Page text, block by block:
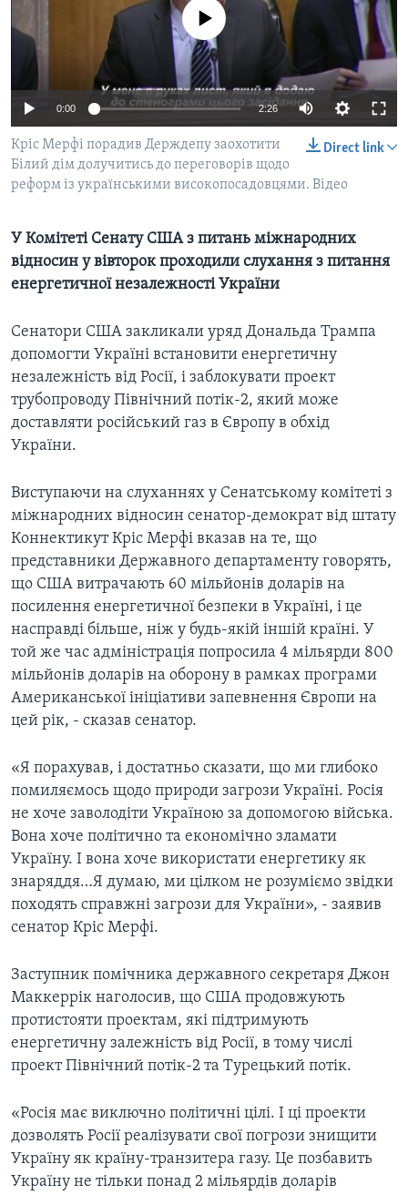
СУСПІЛЬСТВО
ЕКОНОМІКА
ІСТОРІЇ УСПІХУ УКРАЇНЦІВ
ТЕЛЕПРОГРАМИ
ЧАС-TIME
БРИФІНГ ГОЛОСУ АМЕРИКИ
СТУДІЯ ВАШИНГТОН
ВІКНО В АМЕРИКУ
ПОГЛЯД З ВАШИНГТОНА
ENGLISH
Learning English
МИ В СОЦМЕРЕЖАХ
No media source currently available
0:00 2:26
Direct link
Кріс Мерфі порадив Держдепу заохотити
Білий дім долучитись до переговорів щодо
реформ із українськими високопосадовцями. Відео
У Комітеті Сенату США з питань міжнародних
відносин у вівторок проходили слухання з питання
енергетичної незалежності України
Сенатори США закликали уряд Дональда Трампа
допомогти Україні встановити енергетичну
незалежність від Росії, і заблокувати проект
трубопроводу Північний потік-2, який може
доставляти російський газ в Європу в обхід
України.
Виступаючи на слуханнях у Сенатському комітеті з
міжнародних відносин сенатор-демократ від штату
Коннектикут Кріс Мерфі вказав на те, що
представники Державного департаменту говорять,
що США витрачають 60 мільйонів доларів на
посилення енергетичної безпеки в Україні, і це
насправді більше, ніж у будь-якій іншій країні. У
той же час адміністрація попросила 4 мільярди 800
мільйонів доларів на оборону в рамках програми
Американської ініціативи запевнення Європи на
цей рік, - сказав сенатор.
«Я порахував, і достатньо сказати, що ми глибоко
помиляємось щодо природи загрози Україні. Росія
не хоче заволодіти Україною за допомогою війська.
Вона хоче політично та економічно зламати
Україну. І вона хоче використати енергетику як
знаряддя…Я думаю, ми цілком не розуміємо звідки
походять справжні загрози для України», - заявив
сенатор Кріс Мерфі.
Заступник помічника державного секретаря Джон
Маккеррік наголосив, що США продовжують
протистояти проектам, які підтримують
енергетичну залежність від Росії, в тому числі
проект Північний потік-2 та Турецький потік.
«Росія має виключно політичні цілі. І ці проекти
дозволять Росії реалізувати свої погрози знищити
Україну як країну-транзитера газу. Це позбавить
Україну не тільки понад 2 мільярдів доларів